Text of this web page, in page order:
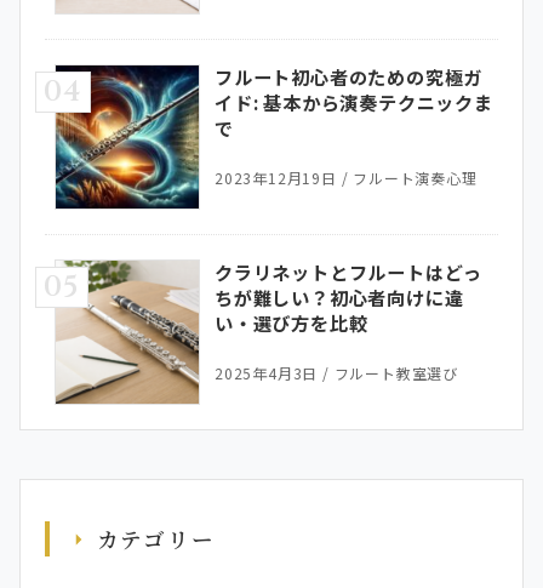
04
フルート初心者のための究極ガ
イド: 基本から演奏テクニックま
で
2023年12月19日 / フルート演奏心理
05
クラリネットとフルートはどっ
ちが難しい？初心者向けに違
い・選び方を比較
2025年4月3日 / フルート教室選び
カテゴリー